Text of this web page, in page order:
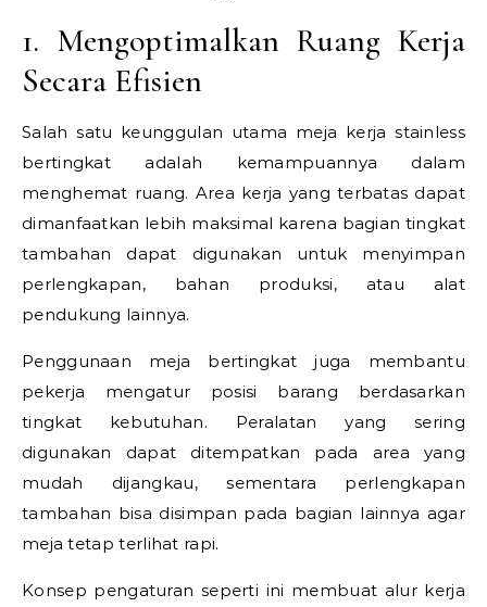
1. Mengoptimalkan Ruang Kerja
Secara Efisien
Salah satu keunggulan utama meja kerja stainless
bertingkat adalah kemampuannya dalam
menghemat ruang. Area kerja yang terbatas dapat
dimanfaatkan lebih maksimal karena bagian tingkat
tambahan dapat digunakan untuk menyimpan
perlengkapan, bahan produksi, atau alat
pendukung lainnya.
Penggunaan meja bertingkat juga membantu
pekerja mengatur posisi barang berdasarkan
tingkat kebutuhan. Peralatan yang sering
digunakan dapat ditempatkan pada area yang
mudah dijangkau, sementara perlengkapan
tambahan bisa disimpan pada bagian lainnya agar
meja tetap terlihat rapi.
Konsep pengaturan seperti ini membuat alur kerja